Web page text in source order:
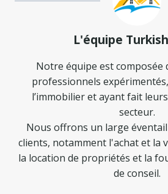
L'équipe
Notre équipe est composée
professionnels
l’immobilier et ayant fait
secteur.
Nous offrons un large éventail
clients, notamment l'achat et la
la location de propriétés et la
de conseil.